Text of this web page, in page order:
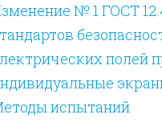
№ 1 ГОСТ
полей
испытаний